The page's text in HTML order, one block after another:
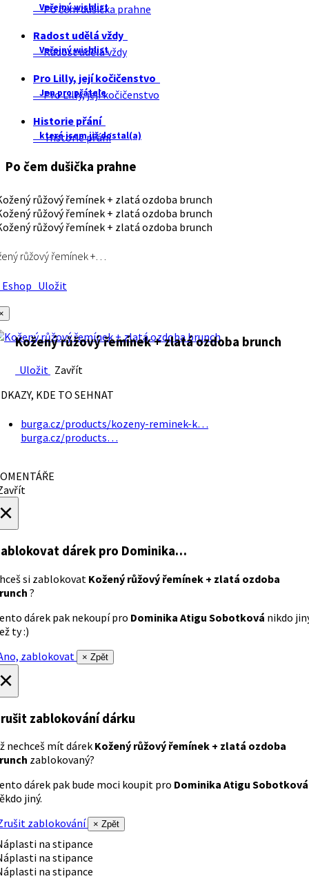
Veřejný wishlist
Po čem dušička prahne
Radost udělá vždy
Veřejný wishlist
Radost udělá vždy
Pro Lilly, její kočičenstvo
Jen pro přátele
Pro Lilly, její kočičenstvo
Historie přání
které jsem již dostal(a)
Historie přání
Po čem dušička prahne
růžový řemínek +…
Uložit
Kožený růžový řemínek + zlatá ozdoba brunch
Uložit Zavřít
KDE TO SEHNAT
burga.cz/products/kozeny-reminek-k…
burga.cz/products…
dárek pro Dominika…
si zablokovat Kožený růžový řemínek + zlatá ozdoba
?
dárek pak nekoupí pro Dominika Atigu Sobotková nikdo
ty :)
zablokovat
× Zpět
zablokování dárku
nechceš mít dárek Kožený růžový řemínek + zlatá ozdoba
zablokovaný?
dárek pak bude moci koupit pro Dominika Atigu Sobotková
jiný.
zablokování
× Zpět